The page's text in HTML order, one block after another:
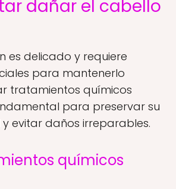
dañar el cabello
es delicado y requiere
para mantenerlo
tratamientos químicos
para preservar su
evitar daños irreparables.
químicos